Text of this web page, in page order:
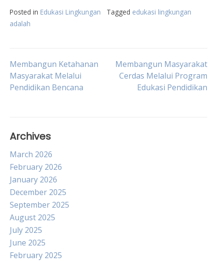
Posted in Edukasi Lingkungan Tagged edukasi lingkungan
adalah
Post
navigation
Membangun Ketahanan
Masyarakat Melalui
Pendidikan Bencana
Membangun Masyarakat
Cerdas Melalui Program
Edukasi Pendidikan
Archives
March 2026
February 2026
January 2026
December 2025
September 2025
August 2025
July 2025
June 2025
February 2025